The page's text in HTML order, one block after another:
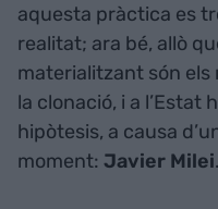
aquesta pràctica es
realitat; ara bé, allò
materialitzant són
la clonació, i a
hipòtesis, a causa
moment: Javier Milei.